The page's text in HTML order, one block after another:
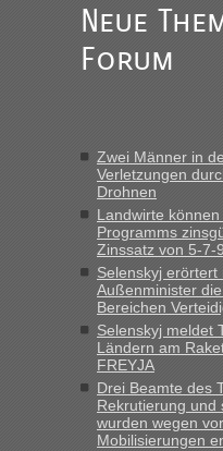
mitnehmen. Es ist
Berichte und
15.6. in Krakovets rüber.
Früh. Mit sehr sehr wenig
8 PKW vor der Schranke....“
Berichte und
Grenzübergang
geht es am
„Gestern 6 Stunden
in Krakowez mit dem
schnell da auch
Bernd D-UAinBerichte
welchem
Neue
Forum
Zwei Männer in
Verletzungen
Drohnen
Landwirte
Programms
Zinssatz von 5-7-
Selenskyj
Außenminister
Bereichen
Selenskyj meldet
Ländern am
FREYJA
Drei Beamte des
Rekrutierung und
wurden wegen
Mobilisierungen